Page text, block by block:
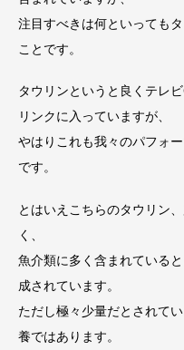
注目すべきは何といっても
ことです。
タウリンというと良くテレ
リンクに入っていますが、
やはりこれも我々のパフォ
です。
とはいえこちらのタウリン
く、
魚介類に多く含まれている
成されています。
ただし極々少量だとされて
養ではあります。